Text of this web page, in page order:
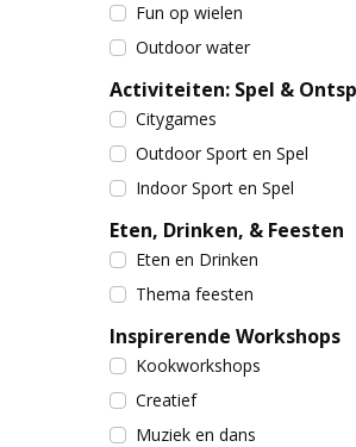
Fun op wielen
Outdoor water
Activiteiten: Spel &
Citygames
Outdoor Sport en Spel
Indoor Sport en Spel
Eten, Drinken, & Feesten
Eten en Drinken
Thema feesten
Inspirerende Workshops
Kookworkshops
Creatief
Muziek en dans